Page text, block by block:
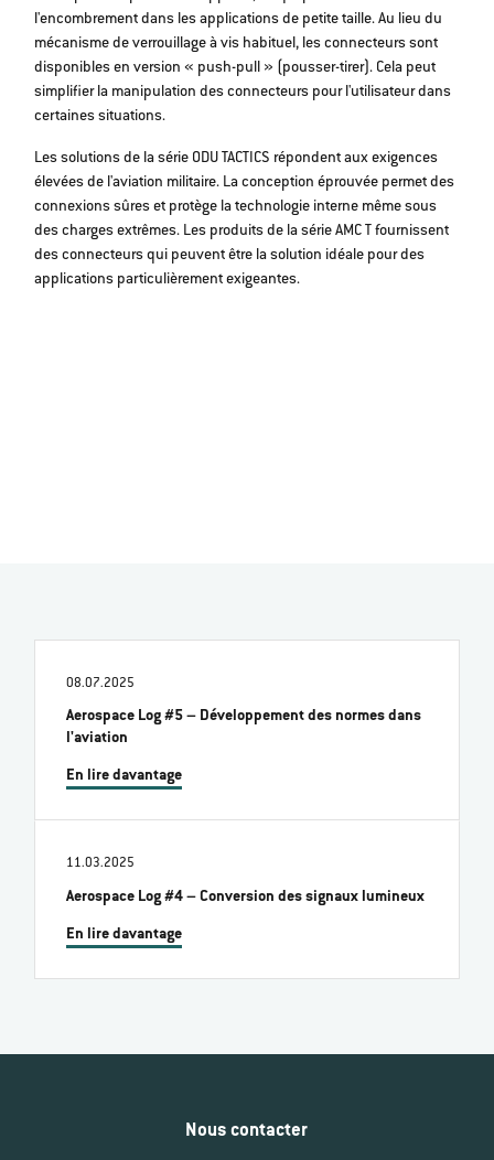
l'encombrement dans les applications de petite taille. Au lieu du
mécanisme de verrouillage à vis habituel, les connecteurs sont
disponibles en version « push-pull » (pousser-tirer). Cela peut
simplifier la manipulation des connecteurs pour l'utilisateur dans
certaines situations.
Les solutions de la série ODU TACTICS répondent aux exigences
élevées de l'aviation militaire. La conception éprouvée permet des
connexions sûres et protège la technologie interne même sous
des charges extrêmes. Les produits de la série AMC T fournissent
des connecteurs qui peuvent être la solution idéale pour des
applications particulièrement exigeantes.
08.07.2025
Aerospace Log #5 – Développement des normes dans
l'aviation
En lire davantage
11.03.2025
Aerospace Log #4 – Conversion des signaux lumineux
En lire davantage
Nous contacter